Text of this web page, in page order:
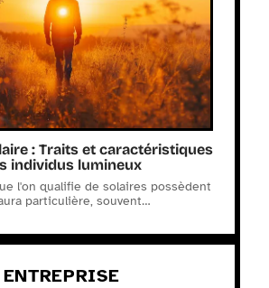
: Traits et caractéristiques
individus lumineux
l'on qualifie de solaires possèdent
particulière, souvent…
ENTREPRISE